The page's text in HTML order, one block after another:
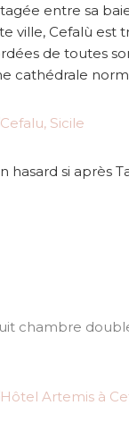
entre sa
ville, Cefalù est
de toutes
cathédrale
hasard si après
chambre